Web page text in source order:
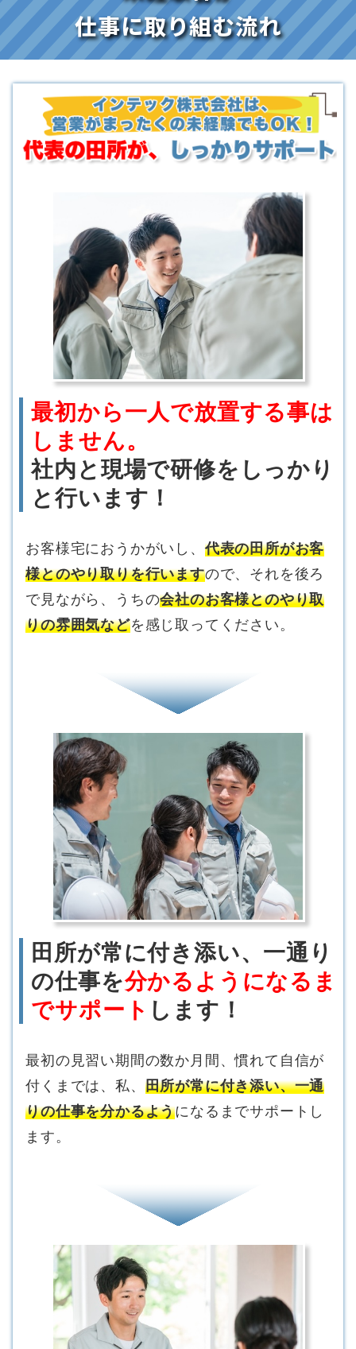
仕事に取り組む流れ
最初から一人で放置する事は
しません。
社内と現場で研修をしっかり
と行います！
お客様宅におうかがいし、代表の田所がお客
様とのやり取りを行いますので、それを後ろ
で見ながら、うちの会社のお客様とのやり取
りの雰囲気などを感じ取ってください。
田所が常に付き添い、一通り
の仕事を分かるようになるま
でサポート します！
最初の見習い期間の数か月間、慣れて自信が
付くまでは、私、 田所が常に付き添い、一通
りの仕事を分かるようになるまでサポートし
ます。